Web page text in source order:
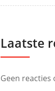
Laatste
Geen reacties